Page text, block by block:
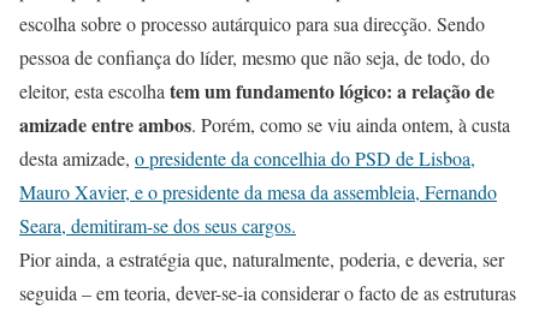
escolha sobre o processo autárquico para sua direcção. Sendo
pessoa de confiança do líder, mesmo que não seja, de todo, do
eleitor, esta escolha tem um fundamento lógico: a relação de
amizade entre ambos. Porém, como se viu ainda ontem, à custa
desta amizade, o presidente da concelhia do PSD de Lisboa,
Mauro Xavier, e o presidente da mesa da assembleia, Fernando
Seara, demitiram-se dos seus cargos.
Pior ainda, a estratégia que, naturalmente, poderia, e deveria, ser
seguida – em teoria, dever-se-ia considerar o facto de as estruturas